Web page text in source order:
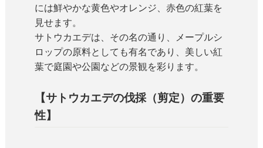
には鮮やかな黄色やオレンジ、赤色の紅葉を
見せます。
サトウカエデは、その名の通り、メープルシ
ロップの原料としても有名であり、美しい紅
葉で庭園や公園などの景観を彩ります。
【サトウカエデの伐採（剪定）の重要
性】